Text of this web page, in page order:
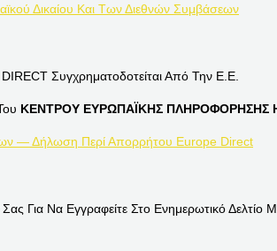
Δικαίου Και Των Διεθνών Συμβάσεων
Συγχρηματοδοτείται Από Την Ε.Ε.
ΚΕΝΤΡΟΥ ΕΥΡΩΠΑΪΚΗΣ ΠΛΗΡΟΦΟΡΗΣΗΣ
— Δήλωση Περί Απορρήτου Europe Direct
Σας Για Να Εγγραφείτε Στο Ενημερωτικό Δελτίο